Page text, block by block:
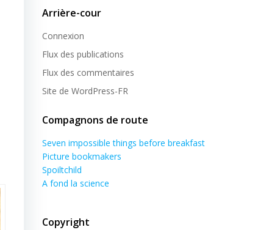
Arrière-cour
Connexion
Flux des publications
Flux des commentaires
Site de WordPress-FR
Compagnons de route
Seven impossible things before breakfast
Picture bookmakers
Spoiltchild
A fond la science
Copyright